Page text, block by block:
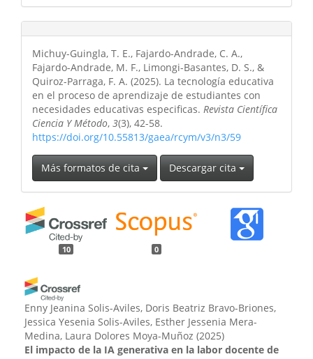
Michuy-Guingla, T. E., Fajardo-Andrade, C. A.,
Fajardo-Andrade, M. F., Limongi-Basantes, D. S., &
Quiroz-Parraga, F. A. (2025). La tecnología educativa
en el proceso de aprendizaje de estudiantes con
necesidades educativas especificas. Revista Científica
Ciencia Y Método, 3(3), 42-58.
https://doi.org/10.55813/gaea/rcym/v3/n3/59
Más formatos de cita Descargar cita
10 0
Enny Jeanina Solis-Aviles, Doris Beatriz Bravo-Briones,
Jessica Yesenia Solis-Aviles, Esther Jessenia Mera-
Medina, Laura Dolores Moya-Muñoz (2025)
El impacto de la IA generativa en la labor docente de